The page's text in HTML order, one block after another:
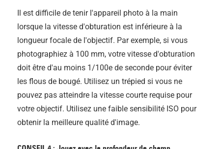
Il est difficile de tenir l'appareil photo à la main
lorsque la vitesse d'obturation est inférieure à la
longueur focale de l'objectif. Par exemple, si vous
photographiez à 100 mm, votre vitesse d'obturation
doit être d'au moins 1/100e de seconde pour éviter
les flous de bougé. Utilisez un trépied si vous ne
pouvez pas atteindre la vitesse courte requise pour
votre objectif. Utilisez une faible sensibilité ISO pour
obtenir la meilleure qualité d'image.